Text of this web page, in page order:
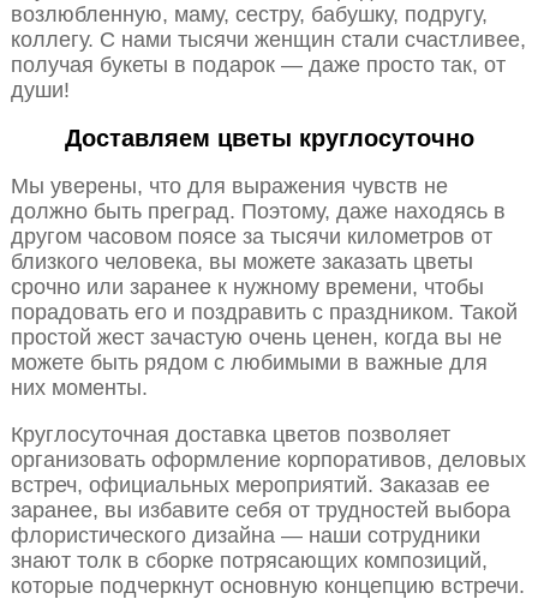
возлюбленную, маму, сестру, бабушку, подругу,
коллегу. С нами тысячи женщин стали счастливее,
получая букеты в подарок — даже просто так, от
души!
Доставляем цветы круглосуточно
Мы уверены, что для выражения чувств не
должно быть преград. Поэтому, даже находясь в
другом часовом поясе за тысячи километров от
близкого человека, вы можете заказать цветы
срочно или заранее к нужному времени, чтобы
порадовать его и поздравить с праздником. Такой
простой жест зачастую очень ценен, когда вы не
можете быть рядом с любимыми в важные для
них моменты.
Круглосуточная доставка цветов позволяет
организовать оформление корпоративов, деловых
встреч, официальных мероприятий. Заказав ее
заранее, вы избавите себя от трудностей выбора
флористического дизайна — наши сотрудники
знают толк в сборке потрясающих композиций,
которые подчеркнут основную концепцию встречи.